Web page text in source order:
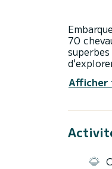
70
Pro Man
une
Afficher